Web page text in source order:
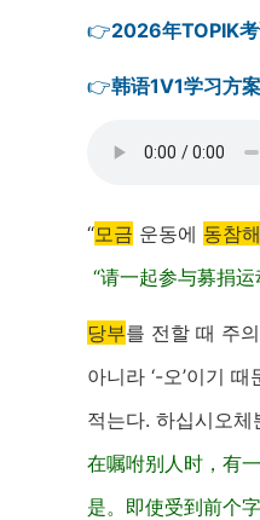
👉2026年TOPIK
👉韩语1V1学习方
“모금 운동에 동참해
“请一起参与募捐
당부를 전할 때 주
아니라 ‘-오’이기
적는다. 하십시오체
在嘱咐别人时，有
是。即使受到前个